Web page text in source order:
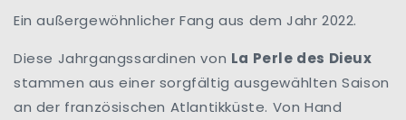
Perle
Dieux
Frankreich
Perle
Dieux
Frankreich
Ein außergewöhnlicher Fang aus dem Jahr 2022.
Diese Jahrgangssardinen von La Perle des Dieux
stammen aus einer sorgfältig ausgewählten Saison
an der französischen Atlantikküste. Von Hand